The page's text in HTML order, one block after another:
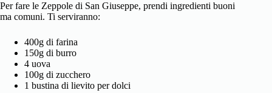
Per fare le Zeppole di San Giuseppe, prendi ingredienti buoni
ma comuni. Ti serviranno:
400g di farina
150g di burro
4 uova
100g di zucchero
1 bustina di lievito per dolci